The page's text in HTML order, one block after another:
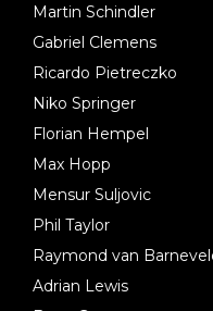
Martin Schindler
Gabriel Clemens
Ricardo Pietreczko
Niko Springer
Florian Hempel
Max Hopp
Mensur Suljovic
Phil Taylor
Raymond van
Adrian Lewis